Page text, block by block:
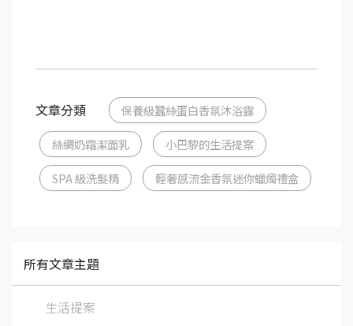
文章分類 保養級蠶絲蛋白香氛沐浴露
絲綢奶霜潔面乳 小巴黎的生活提案
SPA 級洗髮精 輕奢感流金香氛迷你蠟燭禮盒
所有文章主題
生活提案